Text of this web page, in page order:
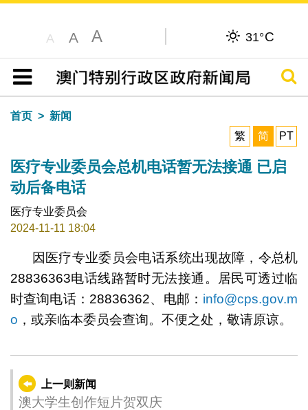
A A A 31°C
目录
搜寻
首页
新闻
繁
简 PT
医疗专业委员会总机电话暂无法接通 已启
动后备电话
医疗专业委员会
2024-11-11 18:04
因医疗专业委员会电话系统出现故障，令总机
28836363电话线路暂时无法接通。居民可透过临
时查询电话：28836362、电邮： info@cps.gov.m
o ，或亲临本委员会查询。不便之处，敬请原谅。
上一则新闻
澳大学生创作短片贺双庆